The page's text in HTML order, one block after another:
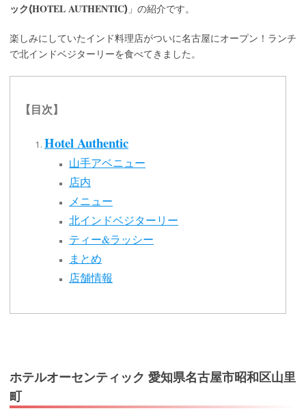
ック(HOTEL AUTHENTIC) 」の紹介です。
楽しみにしていたインド料理店がついに名古屋にオープン！ランチ
で北インドベジターリーを食べてきました。
【目次】
Hotel Authentic
山手アベニュー
店内
メニュー
北インドベジターリー
ティー&ラッシー
まとめ
店舗情報
ホテルオーセンティック 愛知県名古屋市昭和区山里
町